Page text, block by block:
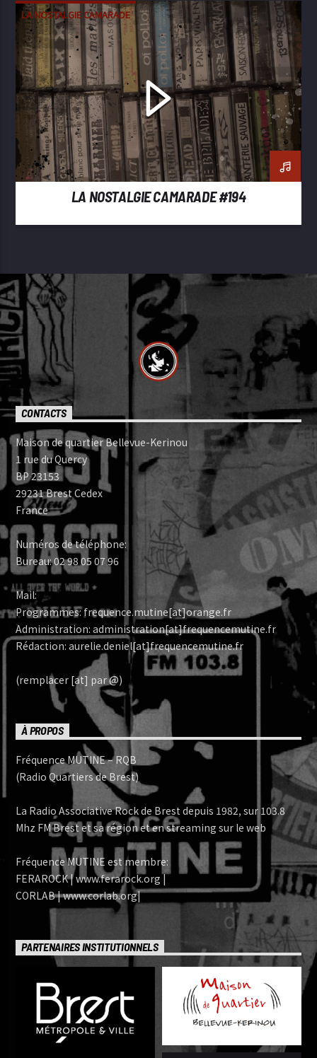
LA NOSTALGIE CAMARADE
LA NOSTALGIE CAMARADE #194
CONTACTS
Maison de quartier Bellevue-Kerinou
1 rue du Quercy
BP 23153
29231 Brest Cedex
France
Numéros de téléphone:
Bureau: 02 98 05 07 96
Mail:
Programmes: frequence.mutine[at]orange.fr
Administration: administration[at]frequencemutine.fr
Rédaction: aurelie.deniel[at]frequencemutine.fr
(remplacer [at] par @)
À PROPOS
Fréquence MUTINE – RQB
(Radio Quartiers de Brest)
La Radio Associative Rock de Brest depuis 1982, sur 103.8
Mhz FM Brest et sa région et en streaming sur le web
Fréquence MUTINE est membre:
FERAROCK | www.ferarock.org |
CORLAB | www.corlab.org|
PARTENAIRES INSTITUTIONNELS